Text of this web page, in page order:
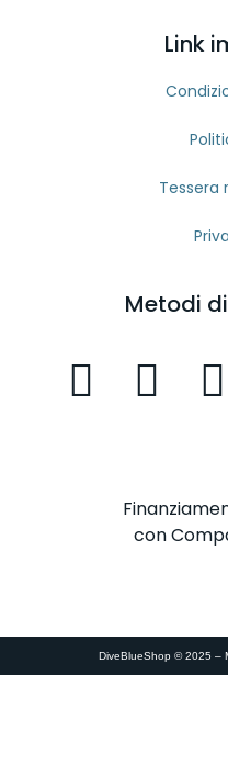
Link
Tessera
Metodi
con
DiveBlueShop © 2025 –